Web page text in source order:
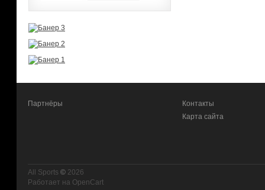
Партнёры
Контакты
Карта сайта
All Sports © 2026
Работает на OpenCart